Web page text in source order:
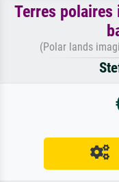
Terres polaires
(Polar lands